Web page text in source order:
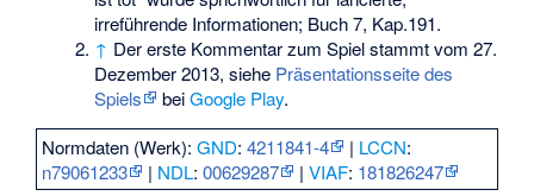
irreführende Informationen; Buch 7, Kap.191.
↑ Der erste Kommentar zum Spiel stammt vom 27.
Dezember 2013, siehe Präsentationsseite des
Spiels
beiGoogle Play.
Normdaten (Werk):GND:4211841-4 | LCCN:
n79061233
| NDL:00629287 |VIAF: 181826247